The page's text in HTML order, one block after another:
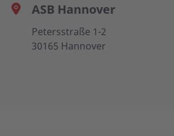
ASB Hannover
Petersstraße 1-2
30165 Hannover